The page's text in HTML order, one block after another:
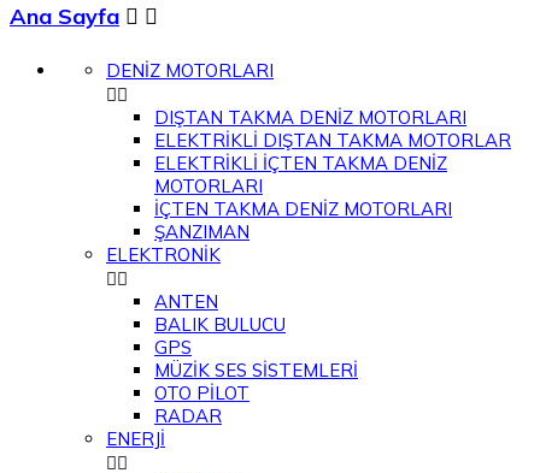
Ana Sayfa  
DENİZ MOTORLARI

DIŞTAN TAKMA DENİZ MOTORLARI
ELEKTRİKLİ DIŞTAN TAKMA MOTORLAR
ELEKTRİKLİ İÇTEN TAKMA DENİZ
MOTORLARI
İÇTEN TAKMA DENİZ MOTORLARI
ŞANZIMAN
ELEKTRONİK

ANTEN
BALIK BULUCU
GPS
MÜZİK SES SİSTEMLERİ
OTO PİLOT
RADAR
ENERJİ
